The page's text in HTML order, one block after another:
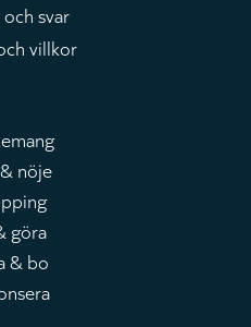
svar
villkor
nöje
göra
& bo